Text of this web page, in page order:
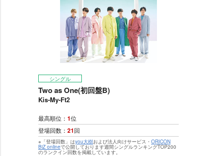
シングル
Two as One(初回盤B)
Kis-My-Ft2
最高順位： 1位
登場回数： 21回
※「登場回数」はyou大樹および法人向けサービス・ ORICON
BiZ onlineで公開しております週間シングルランキングTOP200
のランクイン回数を掲載しています。